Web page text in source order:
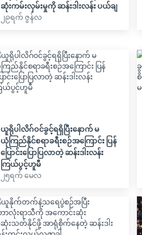
ဆုံးကမ်းလှမ်းမှုကို ဆန်းဒါးလန်း ပယ်ချ
၂၉ရက် ဇွန်လ
ယူရိုပါလိဂ်ဝင်ခွင့်ရရှိပြီးနောက် မ
ယုံကြည်နိုင်စရာခရီးစဉ်အကြောင်း ပြန်
ပြောင်းပြောပြလာတဲ့ ဆန်းဒါးလန်း
ကြယ်ပွင့်ဟူမီ
၂၅ရက် မေလ